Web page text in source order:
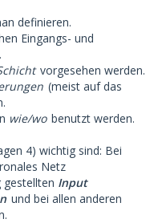
definieren.
Eingangs- und
vorgesehen werden.
(meist auf das
wie/wo benutzt werden.
4) wichtig sind: Bei
Netz
gestellten Input
und bei allen anderen